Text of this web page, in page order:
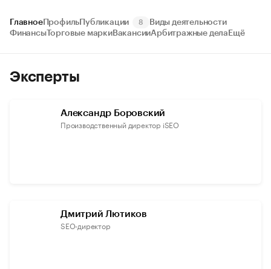
ГлавноеПрофиль Публикации 8
Виды деятельности
ФинансыТорговые маркиВакансииАрбитражные дела Ещё
Эксперты
Александр Боровский
Производственный директор iSEO
Дмитрий Лютиков
SEO-директор